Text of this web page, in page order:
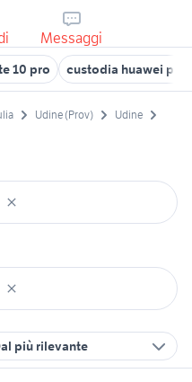
Messaggi
10 pro custodia huawei p
Udine (Prov)
Udine
più rilevante